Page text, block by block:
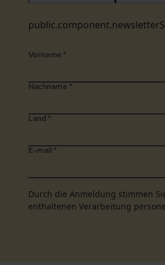
Vorname *
Nachname *
Land *
E-mail *
Durch die Anmeldung stimmen
enthaltenen Verarbeitung